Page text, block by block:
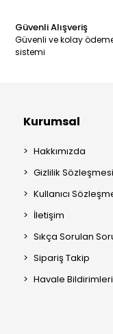
Güvenli Alışveriş
Güvenli ve kolay
sistemi
Kurumsal
Hakkımızda
Gizlilik Sözleşmesi
Kullanıcı
İletişim
Sıkça Sorulan
Sipariş Takip
Havale Bildirimleri